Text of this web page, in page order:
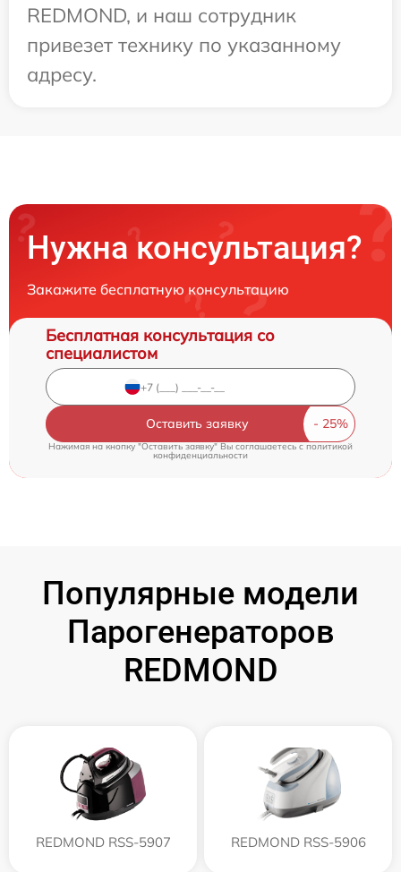
REDMOND, и наш сотрудник
привезет технику по указанному
адресу.
Нужна консультация?
Закажите бесплатную консультацию
Бесплатная консультация со
специалистом
Оставить заявку
Нажимая на кнопку "Оставить заявку" Вы соглашаетесь c политикой
конфиденциальности
Популярные модели
Парогенераторов
REDMOND
REDMOND RSS-5907 REDMOND RSS-5906